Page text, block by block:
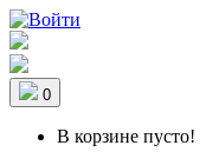
0
В корзине пусто!